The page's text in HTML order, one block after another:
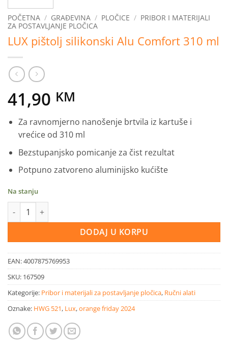
POČETNA / GRAĐEVINA / PLOČICE / PRIBOR I MATERIJALI
ZA POSTAVLJANJE PLOČICA
LUX pištolj silikonski Alu Comfort 310 ml
41,90 KM
Za ravnomjerno nanošenje brtvila iz kartuše i
vrećice od 310 ml
Bezstupanjsko pomicanje za čist rezultat
Potpuno zatvoreno aluminijsko kućište
Na stanju
LUX pištolj silikonski Alu Comfort 310 ml količina
DODAJ U KORPU
EAN:4007875769953
SKU: 167509
Kategorije: Pribor i materijali za postavljanje pločica, Ručni alati
Oznake: HWG 521, Lux,orange friday 2024